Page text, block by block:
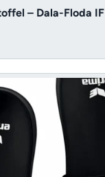
– Dala-Floda IF